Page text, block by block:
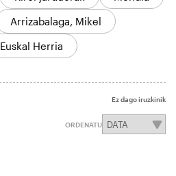
Arrizabalaga, Mikel
Euskal Herria
Ez dago iruzkinik
ORDENATU